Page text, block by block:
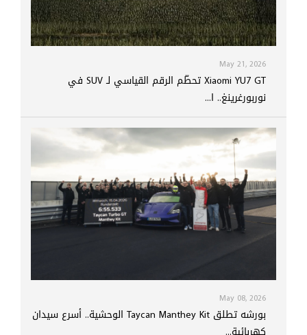
May 21, 2026
Xiaomi YU7 GT تحطّم الرقم القياسي لـ SUV في
نوربورغرينغ.. ا...
May 08, 2026
بورشه تطلق Taycan Manthey Kit الوحشية.. أسرع سيدان